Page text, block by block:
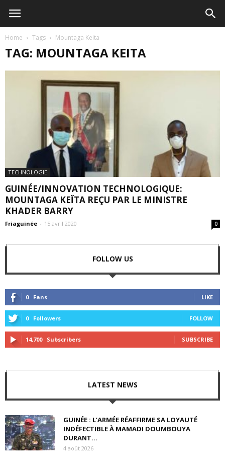
Home Tags Mountaga Keita
TAG: MOUNTAGA KEITA
TECHNOLOGIE
GUINÉE/INNOVATION TECHNOLOGIQUE:
MOUNTAGA KEÏTA REÇU PAR LE MINISTRE
KHADER BARRY
Friaguinée - 15 avril 2020 0
FOLLOW US
0 Fans LIKE
0 Followers FOLLOW
14,700 Subscribers SUBSCRIBE
LATEST NEWS
GUINÉE : L’ARMÉE RÉAFFIRME SA LOYAUTÉ
INDÉFECTIBLE À MAMADI DOUMBOUYA
DURANT...
4 août 2026